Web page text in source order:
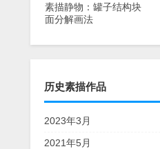
素描静物：罐子结构块
面分解画法
历史素描作品
2023年3月
2021年5月